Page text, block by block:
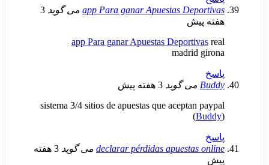
app Para ganar Apuestas می گوید 3
app Para ganar Apuestas
گوید 3 هفته پیش
sistema 3/4 sitios de apuestas que
declarar pérdidas می گوید 3 هفته